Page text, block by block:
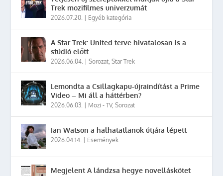
Trek mozifilmes univerzumát
2026.07.20. Egyéb kategória
A Star Trek: United terve hivatalosan is a
stúdió előtt
2026.06.04. |Sorozat ,Star Trek
Lemondta a Csillagkapu-újraindítást a Prime
Video – Mi áll a háttérben?
2026.06.03. Mozi - TV,Sorozat
Ian Watson a halhatatlanok útjára lépett
2026.04.14. Események
Megjelent A lándzsa hegye novelláskötet